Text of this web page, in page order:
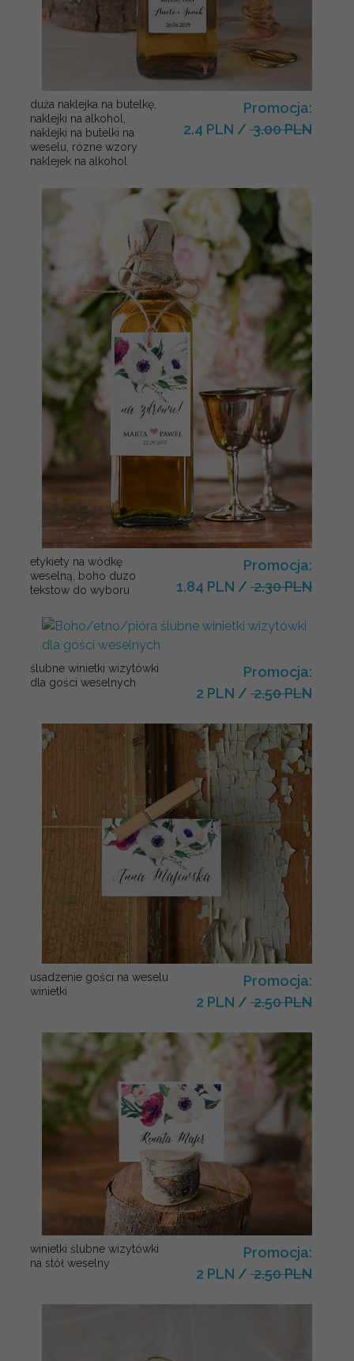
duża naklejka na butelkę,
naklejki na alkohol,
naklejki na butelki na
weselu, rózne wzory
naklejek na alkohol
Promocja:
2.4 PLN / 3.00 PLN
etykiety na wódkę
weselną, boho duzo
tekstow do wyboru
Promocja:
1.84 PLN / 2.30 PLN
ślubne winietki wizytówki
dla gości weselnych
Promocja:
2 PLN / 2.50 PLN
usadzenie gości na weselu
winietki
Promocja:
2 PLN / 2.50 PLN
winietki ślubne wizytówki
na stół weselny
Promocja:
2 PLN / 2.50 PLN